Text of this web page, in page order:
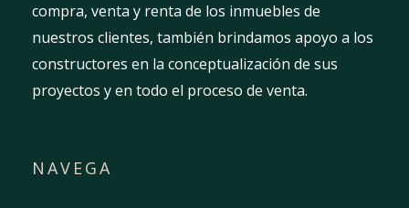
compra, venta y renta de los inmuebles de
nuestros clientes, también brindamos apoyo a los
constructores en la conceptualización de sus
proyectos y en todo el proceso de venta.
NAVEGA